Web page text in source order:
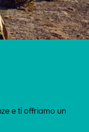
e ti offriamo un